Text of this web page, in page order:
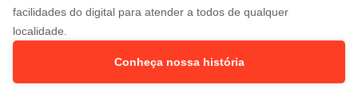
facilidades do digital para atender a todos de qualquer
localidade.
Conheça nossa história